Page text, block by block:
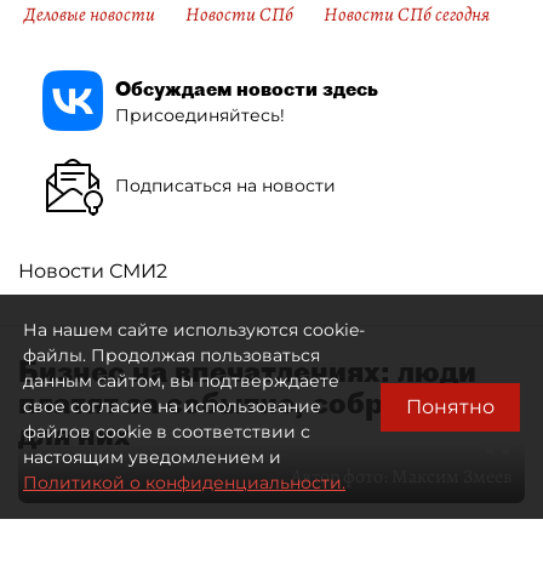
Деловые новости
Новости СПб Новости СПб сегодня
Обсуждаем новости здесь
Присоединяйтесь!
Подписаться на новости
Новости СМИ2
Бизнес на впечатлениях: люди
платят за событие, собранное
для них
Автор фото:
На нашем сайте используются cookie-
файлы. Продолжая пользоваться
данным сайтом, вы подтверждаете
свое согласие на использование
файлов cookie в соответствии с
настоящим уведомлением и
Политикой о конфиденциальности.
Понятно